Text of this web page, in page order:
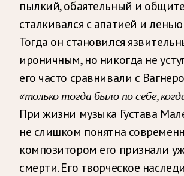
пылкий, обаятельный и
сталкивался с апатией и
Тогда он становился
ироничным, но никогда не
его часто сравнивали с
«только тогда было по себе,
При жизни музыка Густава
не слишком понятна
композитором его признали
смерти. Его творческое